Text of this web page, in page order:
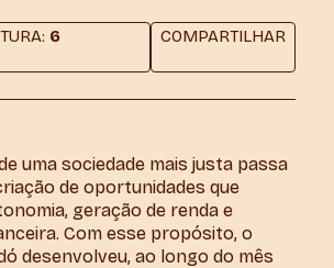
6
COMPARTILHAR
uma sociedade mais justa passa
de oportunidades que
geração de renda e
Com esse propósito, o
desenvolveu, ao longo do mês